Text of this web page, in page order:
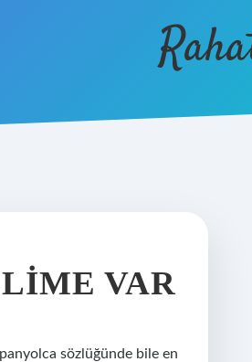
VAR
sözlüğünde bile en